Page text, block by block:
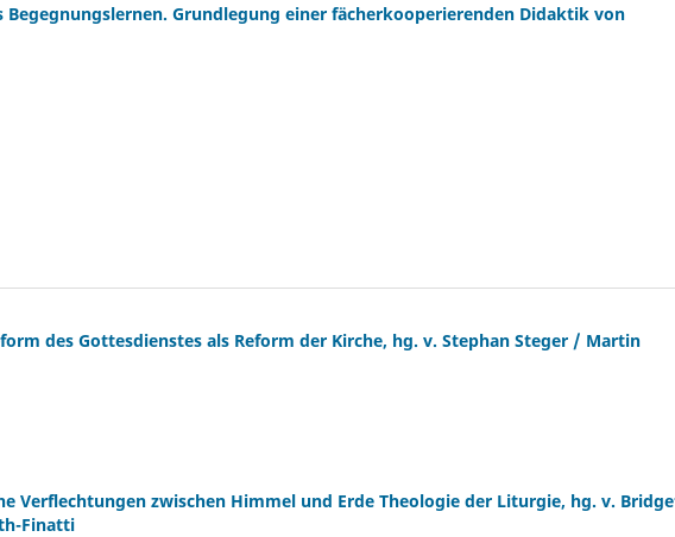
Begegnungslernen. Grundlegung einer fächerkooperierenden Didaktik von
des Gottesdienstes als Reform der Kirche, hg. v. Stephan Steger / Martin
Verflechtungen zwischen Himmel und Erde Theologie der Liturgie, hg. v.
Finatti